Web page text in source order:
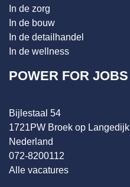
In de zorg
In de bouw
In de detailhandel
In de wellness
POWER FOR JOBS
Bijlestaal 54
1721PW Broek op Langedijk
Nederland
072-8200112
Alle vacatures